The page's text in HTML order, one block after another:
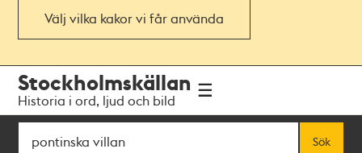
Välj vilka kakor vi får använda
navigationen
huvudinnehållet
Stockholmskällan
Historia i ord, ljud och bild
Sök
Sök